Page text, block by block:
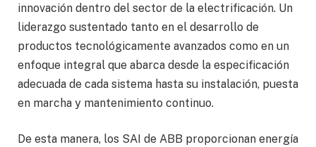
innovación dentro del sector de la electrificación. Un
liderazgo sustentado tanto en el desarrollo de
productos tecnológicamente avanzados como en un
enfoque integral que abarca desde la especificación
adecuada de cada sistema hasta su instalación, puesta
en marcha y mantenimiento continuo.
De esta manera, los SAI de ABB proporcionan energía